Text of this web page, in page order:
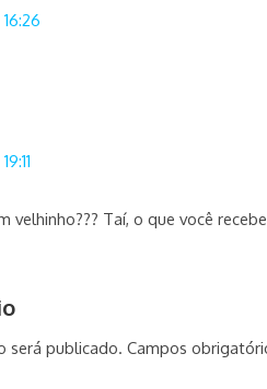
velhinho??? Taí, o que você
será publicado. Campos